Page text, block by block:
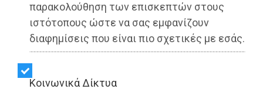
παρακολούθηση των επισκεπτών στους
ιστότοπους ώστε να σας εμφανίζουν
διαφημίσεις που είναι πιο σχετικές με εσάς.
Kοινωνικά Δίκτυα